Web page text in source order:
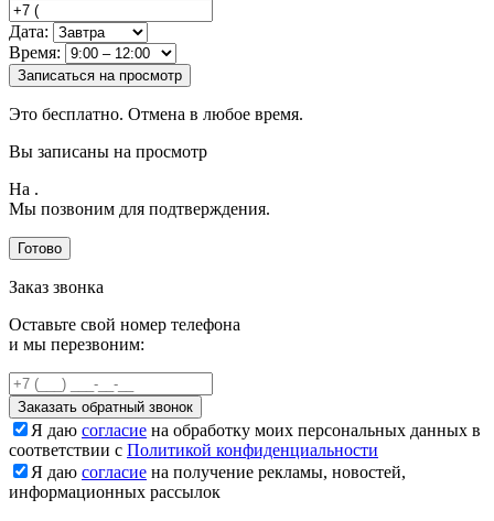
Дата:
Время:
Записаться на просмотр
Это бесплатно. Отмена в любое время.
Вы записаны на просмотр
На .
Мы позвоним для подтверждения.
Готово
Заказ звонка
Оставьте свой номер телефона
и мы перезвоним:
Заказать обратный звонок
Я даю согласие на обработку моих персональных данных в
соответствии с Политикой конфиденциальности
Я даю согласие на получение рекламы, новостей,
информационных рассылок